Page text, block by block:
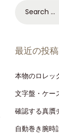
最近の投稿
本物のロレッ
文字盤・ケー
確認する真贋
自動巻き腕時